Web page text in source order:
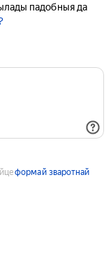
падобныя да
формай зваротнай